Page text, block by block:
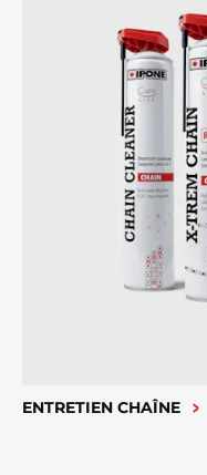
ENTRETIEN CHAÎNE